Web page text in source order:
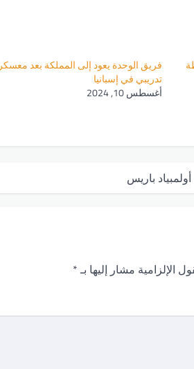
فريق الوحدة يعود إلى المملكة بعد معسكر
تدريبي في إسبانيا
أغسطس 10, 2024
باريس
الإلزامية مشار إليها بـ*